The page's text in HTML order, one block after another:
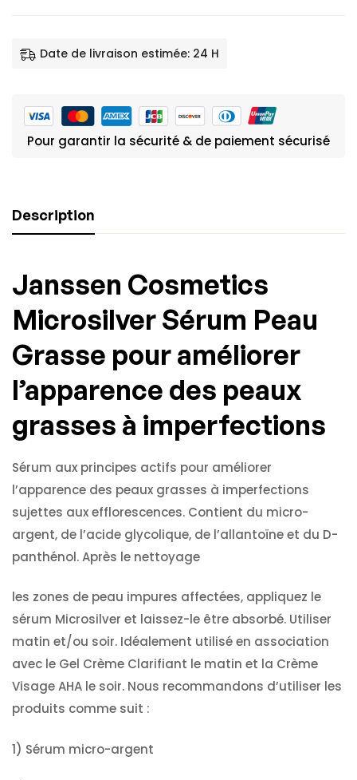
Date de livraison estimée: 24 H
Pour garantir la sécurité & de paiement sécurisé
Description
Janssen Cosmetics
Microsilver Sérum Peau
Grasse pour améliorer
l’apparence des peaux
grasses à imperfections
Sérum aux principes actifs pour améliorer
l’apparence des peaux grasses à imperfections
sujettes aux efflorescences. Contient du micro-
argent, de l’acide glycolique, de l’allantoïne et du D-
panthénol.Après le nettoyage
les zones de peau impures affectées, appliquez le
sérum Microsilver et laissez-le être absorbé. Utiliser
matin et/ou soir. Idéalement utilisé en association
avec le Gel Crème Clarifiant le matin et la Crème
Visage AHA le soir. Nous recommandons d’utiliser les
produits comme suit :
1) Sérum micro-argent